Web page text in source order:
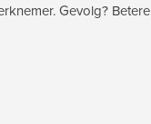
Gevolg? Betere